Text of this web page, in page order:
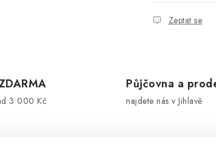
Zeptat se
3 000 Kč
Půjčovna a
najdete nás v Jihlavě